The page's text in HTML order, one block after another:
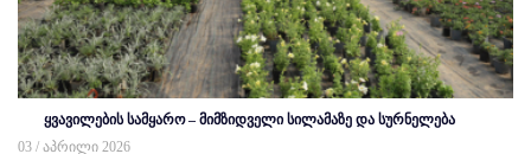
ყვავილების სამყარო – მიმზიდველი სილამაზე და სურნელება
03 / აპრილი 2026